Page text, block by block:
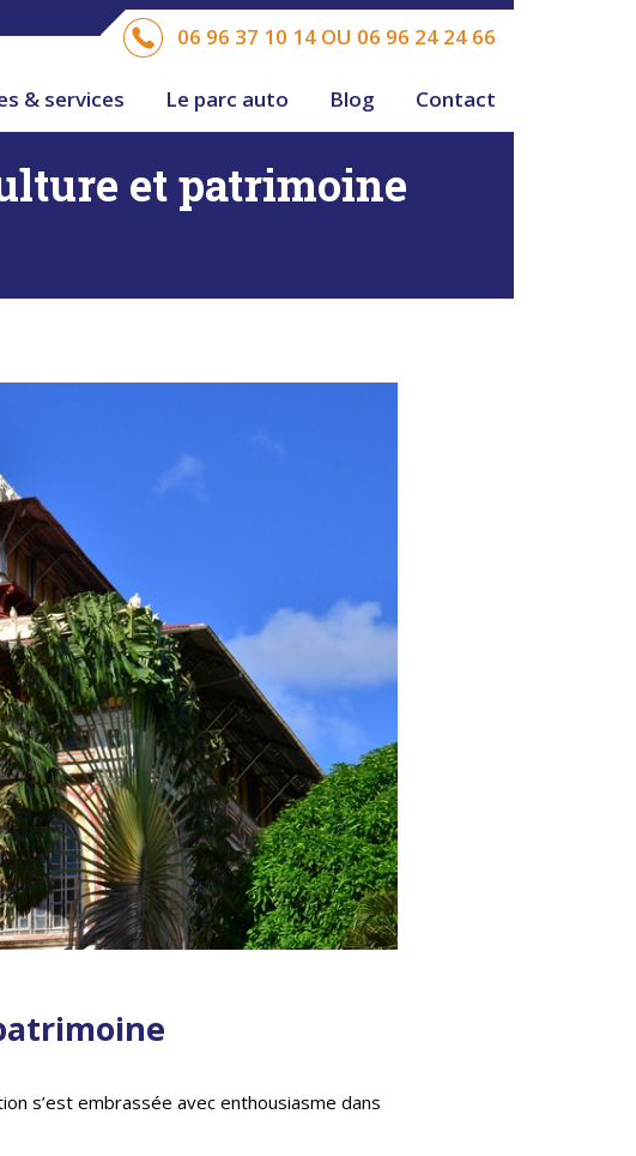
06 96 37 10 14 OU 06 96 24 24 66
& services Le parc auto Blog Contact
et patrimoine
s’est embrassée avec enthousiasme dans